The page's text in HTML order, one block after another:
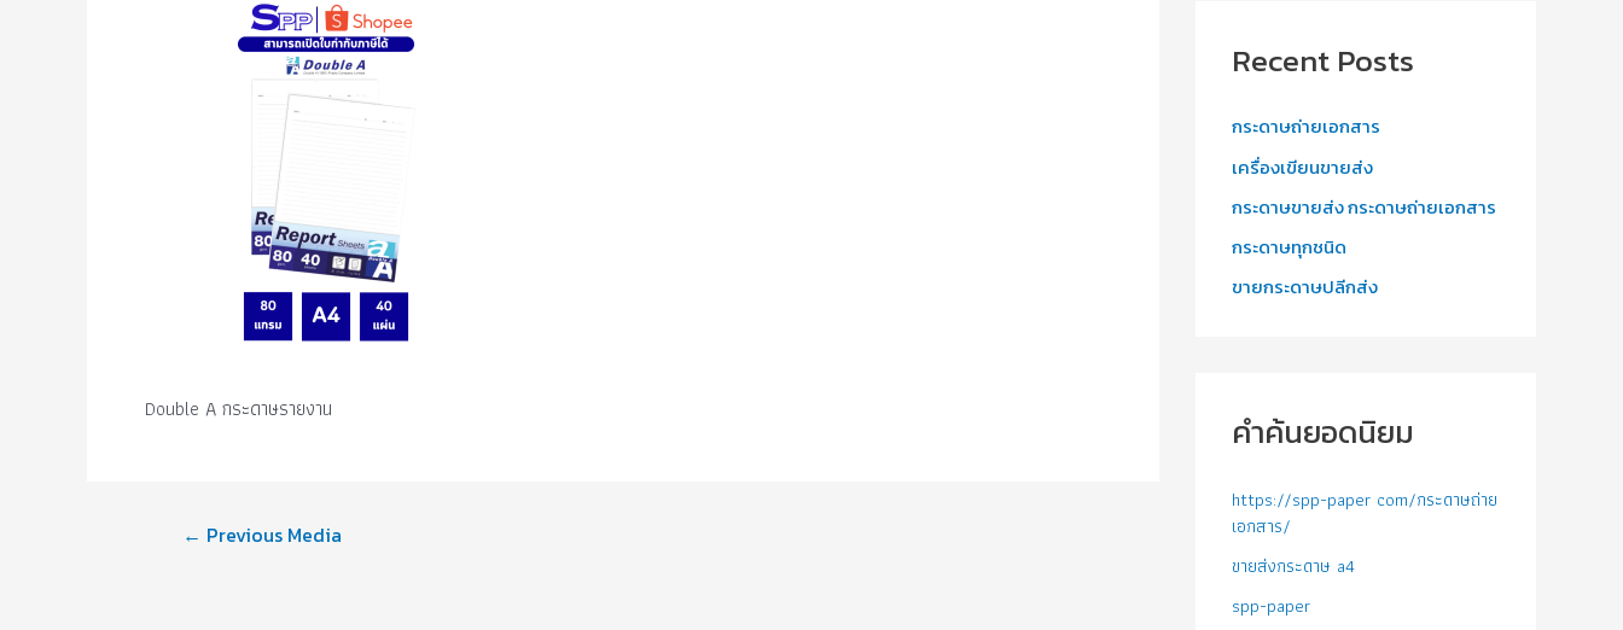
Double A กระดาษรายงาน
← Previous Media
Recent Posts
กระดาษถ่ายเอกสาร
เครื่องเขียนขายส่ง
กระดาษขายส่ง กระดาษถ่ายเอกสาร
กระดาษทุกชนิด
ขายกระดาษปลีกส่ง
คำค้นยอดนิยม
https://spp-paper com/กระดาษถ่าย
เอกสาร/
ขายส่งกระดาษ a4
spp-paper